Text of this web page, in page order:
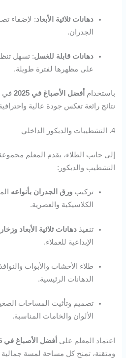
دهانات ثلاثية الأبعاد: لإضفاء
الجدران.
دهانات قابلة للغسل: تسهل
على مظهرها لفترة طويلة.
باستخدام أفضل الأصباغ في 2025
في
نتائج رائعة تعكس جودة عالية
4. التشطيبات والديكور الداخلي
إلى جانب الطلاء، يقدم المعلم
التشطيب والديكور:
تركيبورق الجدران بأنواعه
الكلاسيكية والعصرية.
تنفيذدهانات ثلاثية الأبعاد
الإبداعية للعملاء.
طلاء الأخشاب والأبواب
الدهانات الرئيسية.
تصميم وتأثيث المساحات
الألوان والخامات المناسبة.
اعتماد المعلم على أفضل الأصباغ في 2025
ومتقنة، تمنح كل مساحة لمسة جمالية